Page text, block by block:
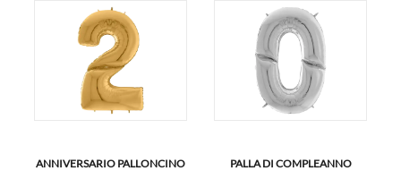
ANNIVERSARIO PALLONCINO PALLA DI COMPLEANNO